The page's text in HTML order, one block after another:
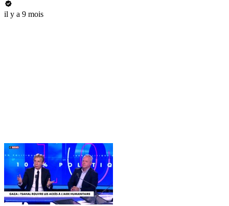
il y a 9 mois